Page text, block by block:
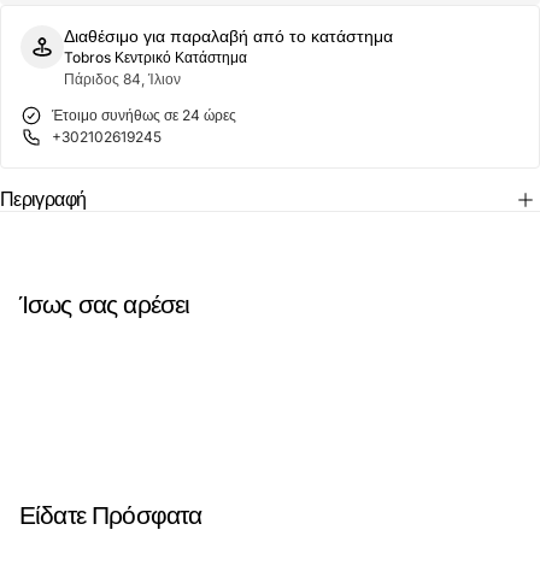
Διαθέσιμο για παραλαβή από το κατάστημα
Tobros Κεντρικό Κατάστημα
Πάριδος 84, Ίλιον
Έτοιμο συνήθως σε 24 ώρες
+302102619245
Περιγραφή
Ίσως σας αρέσει
Είδατε Πρόσφατα